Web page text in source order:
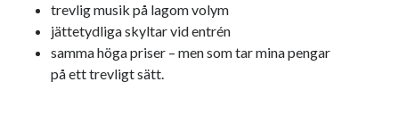
trevlig musik på lagom volym
jättetydliga skyltar vid entrén
samma höga priser – men som tar mina pengar
på ett trevligt sätt.